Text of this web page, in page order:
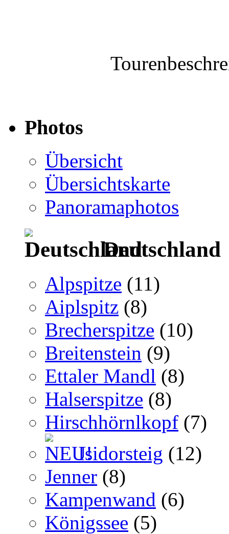
Photos
Übersicht
Übersichtskarte
Panoramaphotos
Deutschland
Alpspitze (11)
Aiplspitz (8)
Brecherspitze (10)
Breitenstein (9)
Ettaler Mandl (8)
Halserspitze (8)
Hirschhörnlkopf (7)
Isidorsteig (12)
Jenner (8)
Kampenwand (6)
Königssee (5)